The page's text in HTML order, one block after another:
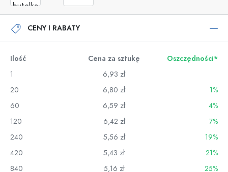
CENY I RABATY
Ilość Cena za sztukę
Oszczędności*
1
6,93 zł
20
6,80 zł
1%
60
6,59 zł
4%
120
6,42 zł
7%
240
5,56 zł
19%
420
5,43 zł
21%
840
5,16 zł
25%